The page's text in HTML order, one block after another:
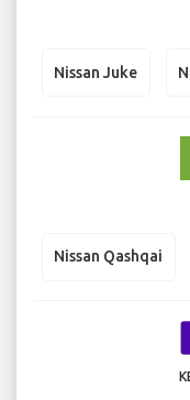
Nissan Juke
Nissan Qashqai